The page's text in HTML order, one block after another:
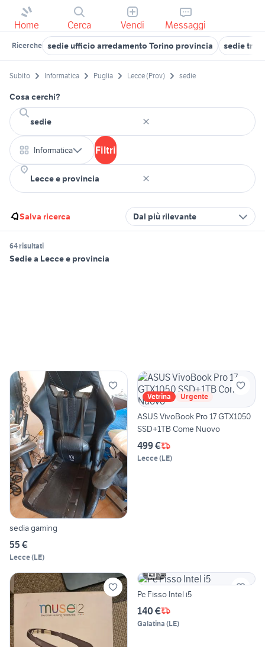
Home Cerca Vendi Messaggi
Ricerche sedie ufficio arredamento Torino provincia sedie
Subito Informatica Puglia Lecce (Prov) sedie
Cosa cerchi?
Informatica Filtri
Salva ricerca Dal più rilevante
64 risultati
Sedie a Lecce e provincia
sedia gaming
55 €
Lecce(LE)
Vetrina Urgente
ASUS VivoBook Pro 17 GTX1050
SSD+1TB Come Nuovo
499 €
Lecce(LE)
3
Pc Fisso Intel i5
140 €
Galatina (LE)